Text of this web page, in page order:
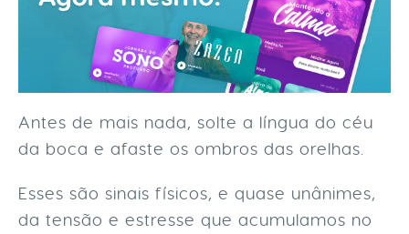
Antes de mais nada, solte a língua do céu
da boca e afaste os ombros das orelhas.
Esses são sinais físicos, e quase unânimes,
da tensão e estresse que acumulamos no